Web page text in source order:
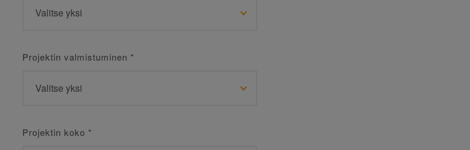
Projektin valmistuminen *
Projektin koko *